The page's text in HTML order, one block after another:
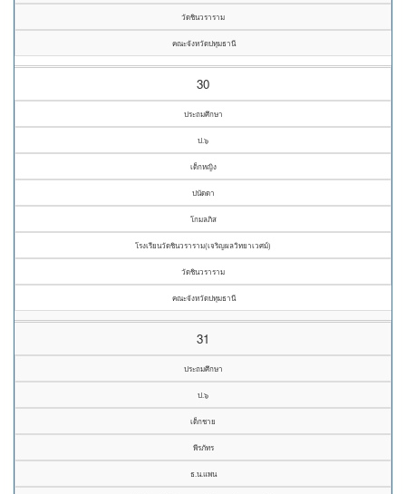
วัดชินวราราม
คณะจังหวัดปทุมธานี
30
ประถมศึกษา
ป.๖
เด็กหญิง
ปนัดดา
โกมลภิส
โรงเรียนวัดชินวราราม(เจริญผลวิทยาเวศม์)
วัดชินวราราม
คณะจังหวัดปทุมธานี
31
ประถมศึกษา
ป.๖
เด็กชาย
พีรภัทร
ธ.น.แพน